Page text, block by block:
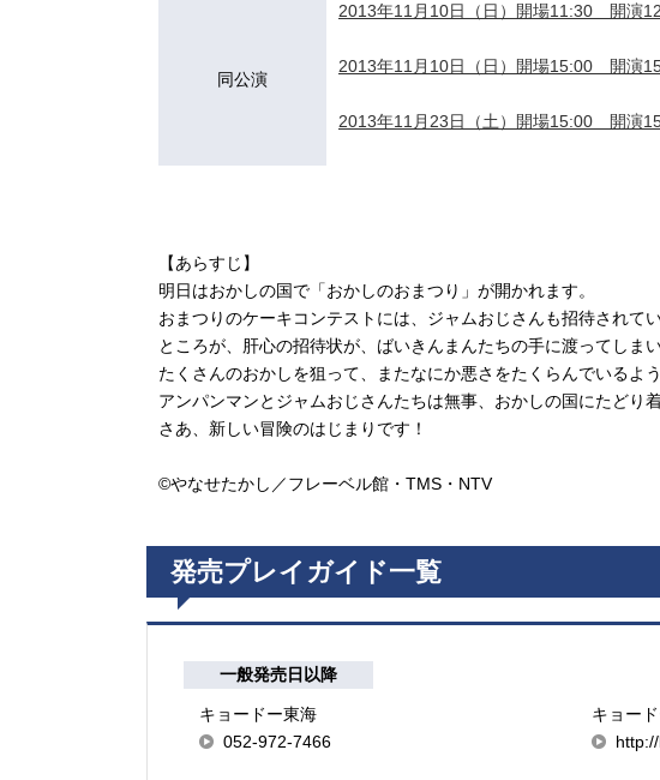
同公演
2013年11月10日（日）開場11:30 開演
2013年11月10日（日）開場15:00 開演
2013年11月23日（土）開場15:00 開演
【あらすじ】
明日はおかしの国で「おかしのおまつり」が開かれます。
おまつりのケーキコンテストには、ジャムおじさんも招待されてい
ところが、肝心の招待状が、ばいきんまんたちの手に渡ってしまい
たくさんのおかしを狙って、またなにか悪さをたくらんでいるよう
アンパンマンとジャムおじさんたちは無事、おかしの国にたどり
さあ、新しい冒険のはじまりです！
©やなせたかし／フレーベル館・TMS・NTV
発売プレイガイド一覧
一般発売日以降
キョードー東海
052-972-7466
キョー